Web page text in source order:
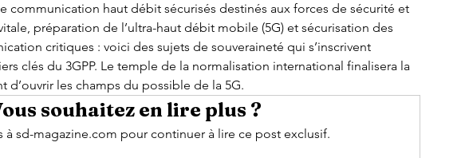
communication haut débit sécurisés destinés aux forces de sécurité et
préparation de l’ultra-haut débit mobile (5G) et sécurisation des
critiques : voici des sujets de souveraineté qui s’inscrivent
clés du 3GPP. Le temple de la normalisation international finalisera la
d’ouvrir les champs du possible de la 5G.
souhaitez en lire plus ?
à sd-magazine.com pour continuer à lire ce post exclusif.